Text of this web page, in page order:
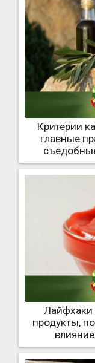
Критерии
главные
Лайфхаки
продукты,